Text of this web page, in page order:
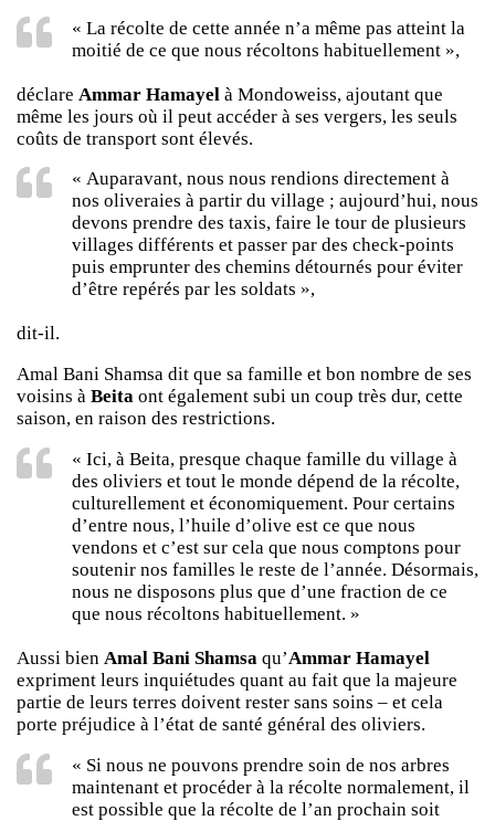
« La récolte de cette année n’a même pas atteint la
moitié de ce que nous récoltons habituellement »,
déclare Ammar Hamayel à Mondoweiss, ajoutant que
même les jours où il peut accéder à ses vergers, les seuls
coûts de transport sont élevés.
« Auparavant, nous nous rendions directement à
nos oliveraies à partir du village ; aujourd’hui, nous
devons prendre des taxis, faire le tour de plusieurs
villages différents et passer par des check-points
puis emprunter des chemins détournés pour éviter
d’être repérés par les soldats »,
dit-il.
Amal Bani Shamsa dit que sa famille et bon nombre de ses
voisins à Beita ont également subi un coup très dur, cette
saison, en raison des restrictions.
« Ici, à Beita, presque chaque famille du village à
des oliviers et tout le monde dépend de la récolte,
culturellement et économiquement. Pour certains
d’entre nous, l’huile d’olive est ce que nous
vendons et c’est sur cela que nous comptons pour
soutenir nos familles le reste de l’année. Désormais,
nous ne disposons plus que d’une fraction de ce
que nous récoltons habituellement. »
Aussi bien Amal Bani Shamsa qu’Ammar Hamayel
expriment leurs inquiétudes quant au fait que la majeure
partie de leurs terres doivent rester sans soins – et cela
porte préjudice à l’état de santé général des oliviers.
« Si nous ne pouvons prendre soin de nos arbres
maintenant et procéder à la récolte normalement, il
est possible que la récolte de l’an prochain soit